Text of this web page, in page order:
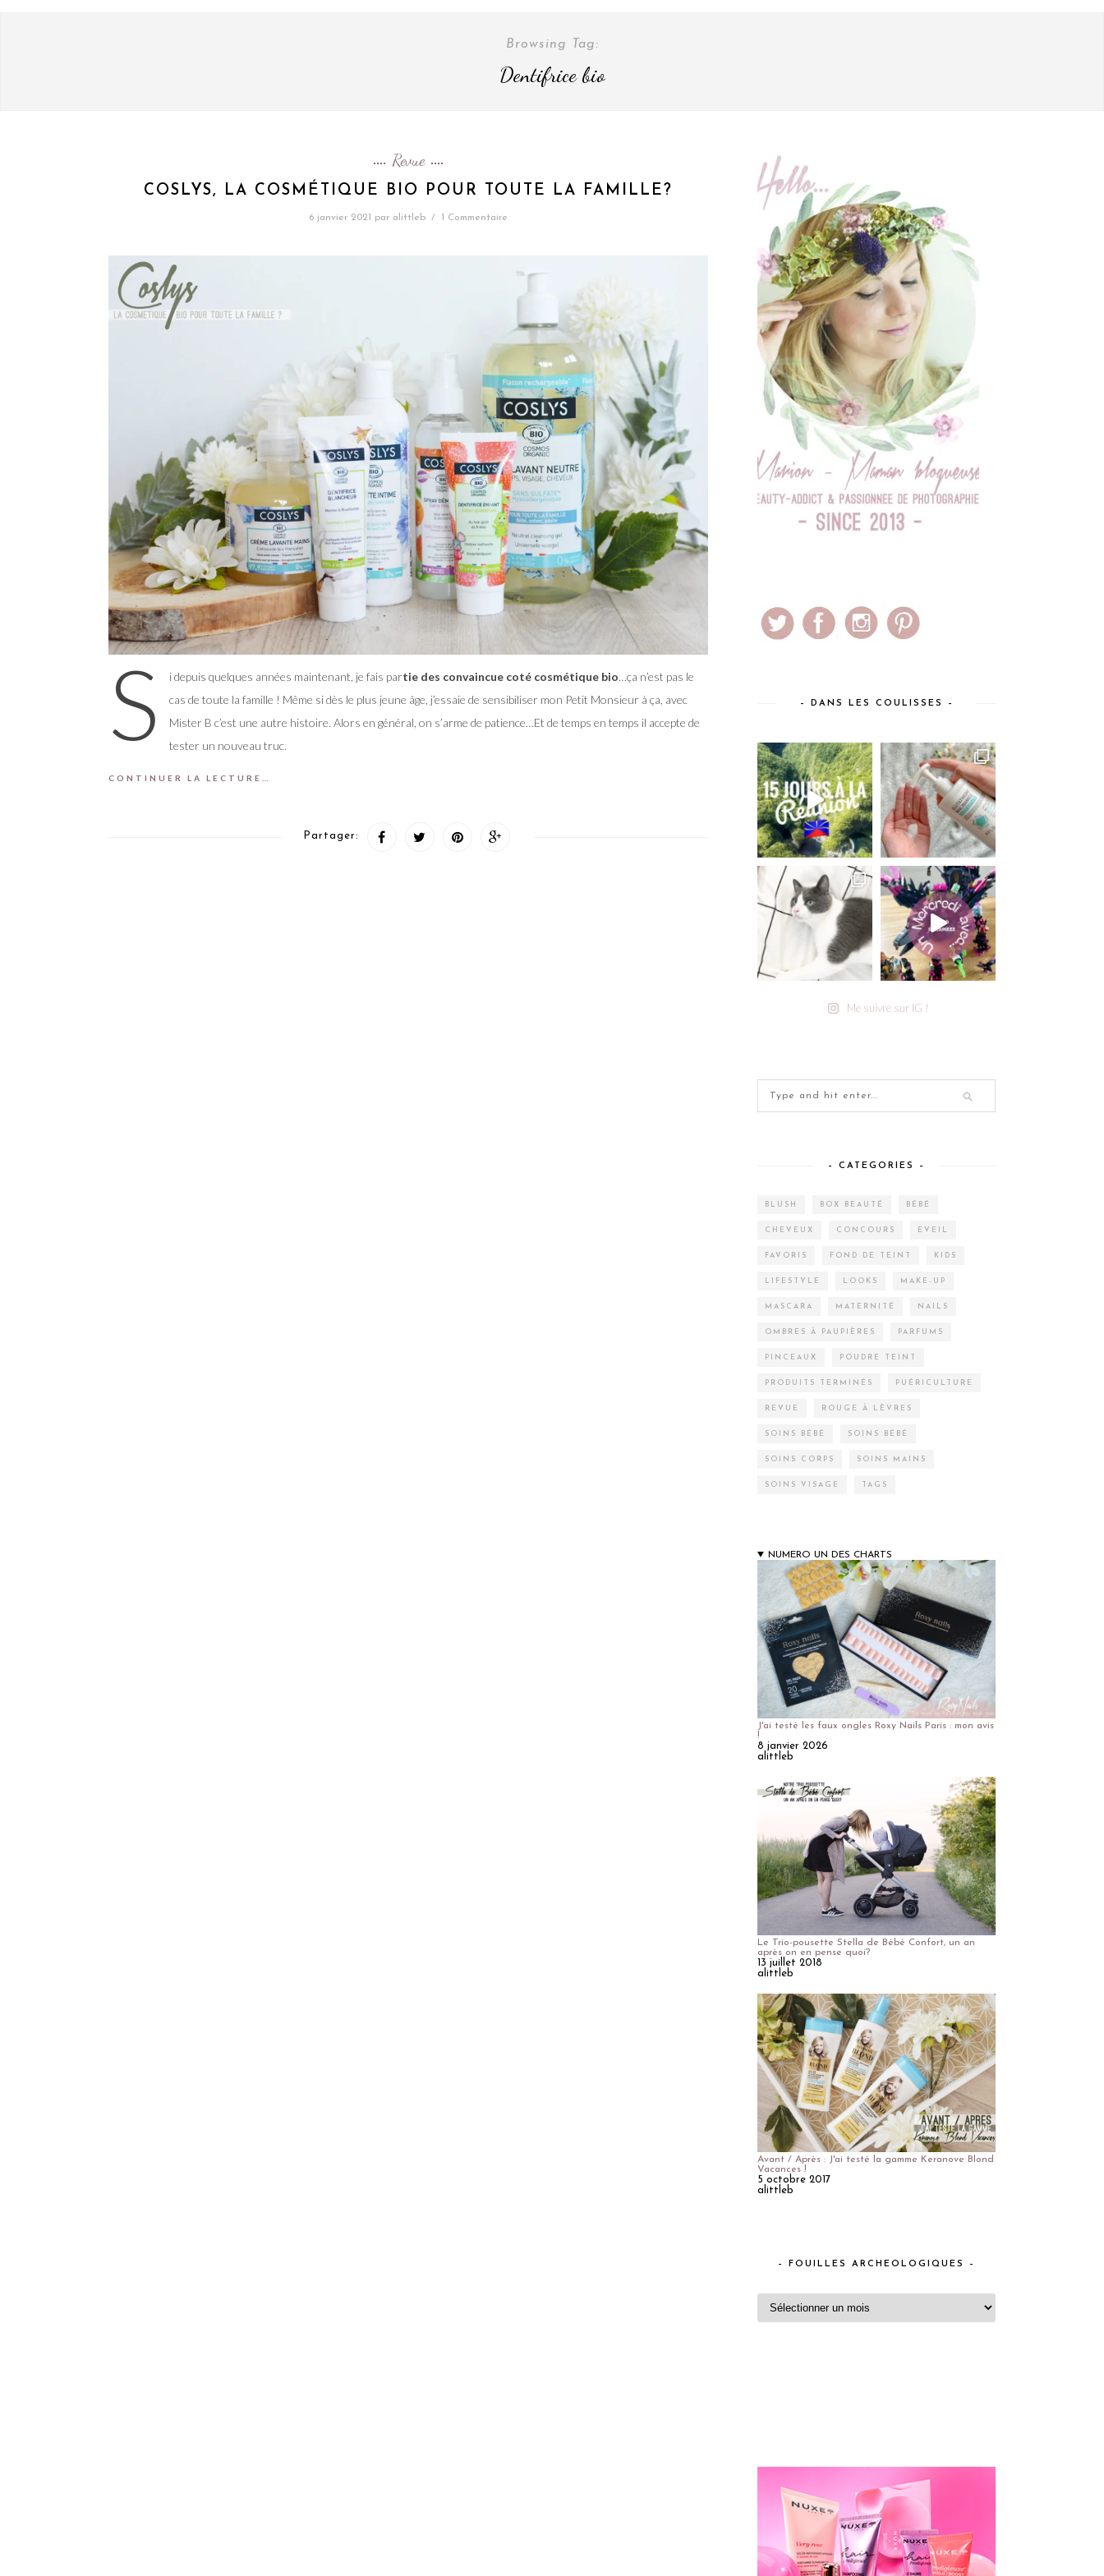
Browsing Tag:
Dentifrice bio
Revue
COSLYS, LA COSMÉTIQUE BIO POUR TOUTE LA FAMILLE?
6 janvier 2021 par alittleb / 1 Commentaire
S i depuis quelques années maintenant, je fais partie des convaincue coté cosmétique bio…ça n’est pas le
cas de toute la famille ! Même si dès le plus jeune âge, j’essaie de sensibiliser mon Petit Monsieur à ça, avec
Mister B c’est une autre histoire. Alors en général, on s’arme de patience…Et de temps en temps il accepte de
tester un nouveau truc.
CONTINUER LA LECTURE…
Partager:
– DANS LES COULISSES –
Me suivre sur IG !
– CATEGORIES –
BLUSH BOX BEAUTÉ BÉBÉ
CHEVEUX CONCOURS EVEIL
FAVORIS FOND DE TEINT KIDS
LIFESTYLE LOOKS MAKE-UP
MASCARA MATERNITÉ NAILS
OMBRES À PAUPIÈRES PARFUMS
PINCEAUX POUDRE TEINT
PRODUITS TERMINÉS PUÉRICULTURE
REVUE ROUGE À LÈVRES
SOINS BÉBÉ SOINS BÉBÉ
SOINS CORPS SOINS MAINS
SOINS VISAGE TAGS
NUMERO UN DES CHARTS
J'ai testé les faux ongles Roxy Nails Paris : mon avis
!
8 janvier 2026
alittleb
Le Trio-pousette Stella de Bébé Confort, un an
après on en pense quoi?
13 juillet 2018
alittleb
Avant / Après : J'ai testé la gamme Keranove Blond
Vacances !
5 octobre 2017
alittleb
– FOUILLES ARCHEOLOGIQUES –